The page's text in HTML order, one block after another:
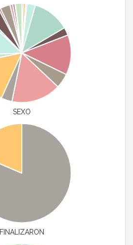
SEXO
FINALIZARON